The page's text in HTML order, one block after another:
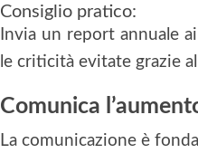
Consiglio pratico:
Invia un report annuale
le criticità evitate grazie
Comunica
La comunicazione è